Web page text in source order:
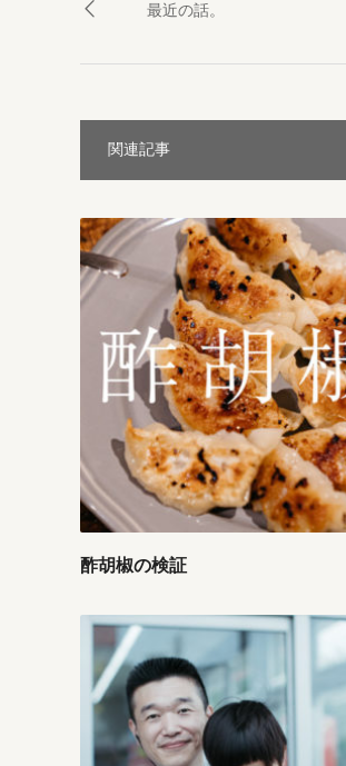
最近の話。
関連記事
酢胡椒の検証